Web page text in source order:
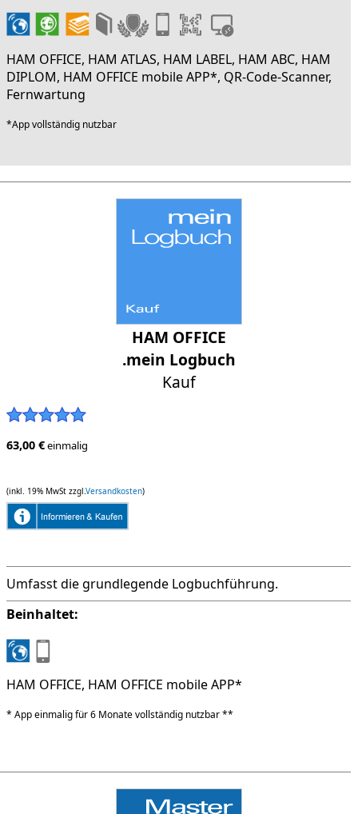
HAM OFFICE, HAM ATLAS, HAM LABEL, HAM ABC, HAM
DIPLOM, HAM OFFICE mobile APP*, QR-Code-Scanner,
Fernwartung
*App vollständig nutzbar
HAM OFFICE
.mein Logbuch
Kauf
63,00 €einmalig
(inkl. 19% MwSt zzgl. Versandkosten)
Umfasst die grundlegende Logbuchführung.
Beinhaltet:
HAM OFFICE, HAM OFFICE mobile APP*
* App einmalig für 6 Monate vollständig nutzbar **